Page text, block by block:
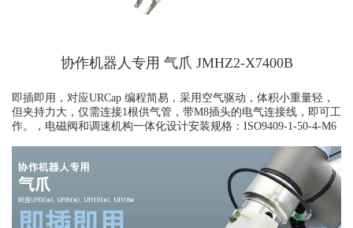
协作机器人专用 气爪 JMHZ2-X7400B
即插即用， 对应URCap 编程简易， 采用空气驱动，体积小重量轻，
但夹持力大， 仅需连接1根供气管，带M8插头的电气连接线， 即可工
作。， 电磁阀和调速机构一体化设计安装规格：ISO9409-1-50-4-M6